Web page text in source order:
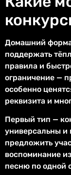
Домашний
поддержать
правила и
ограничение —
особенно
реквизита и
Первый тип —
универсальны и
предложить
воспоминание
песню по одной